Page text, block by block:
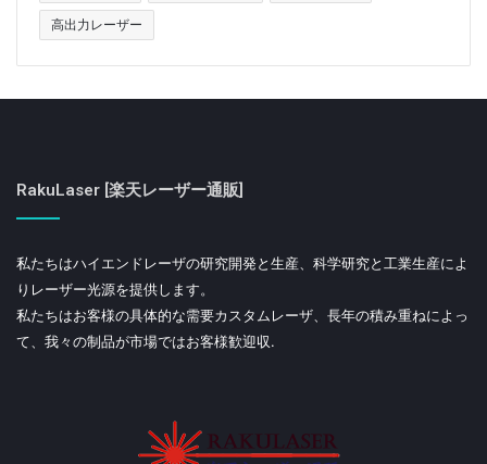
高出力レーザー
RakuLaser [楽天レーザー通販]
私たちはハイエンドレーザの研究開発と生産、科学研究と工業生産によ
りレーザー光源を提供します。
私たちはお客様の具体的な需要カスタムレーザ、長年の積み重ねによっ
て、我々の制品が市場ではお客様歓迎収.